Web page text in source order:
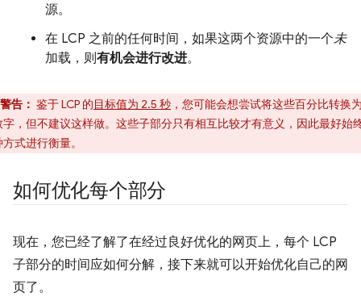
源。
在 LCP 之前的任何时间，如果这两个资源中的一个未
加载，则有机会进行改进。
警告： 鉴于 LCP 的目标值为 2.5 秒 ，您可能会想尝试将这些百分比转换
字，但不建议这样做。这些子部分只有相互比较才有意义，因此最好始
式进行衡量。
如何优化每个部分
现在，您已经了解了在经过良好优化的网页上，每个 LCP
子部分的时间应如何分解，接下来就可以开始优化自己的网
页了。